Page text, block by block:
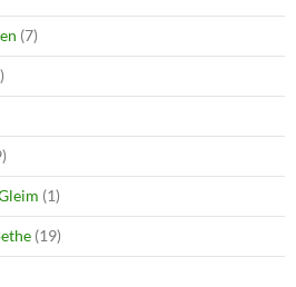
(7)
(1)
(19)